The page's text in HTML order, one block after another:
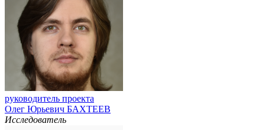
руководитель проекта
Олег Юрьевич БАХТЕЕВ
Исследователь